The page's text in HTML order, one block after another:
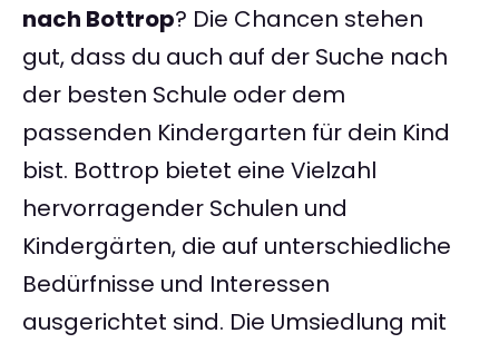
nach Bottrop? Die Chancen stehen
gut, dass du auch auf der Suche nach
der besten Schule oder dem
passenden Kindergarten für dein Kind
bist. Bottrop bietet eine Vielzahl
hervorragender Schulen und
Kindergärten, die auf unterschiedliche
Bedürfnisse und Interessen
ausgerichtet sind. Die Umsiedlung mit